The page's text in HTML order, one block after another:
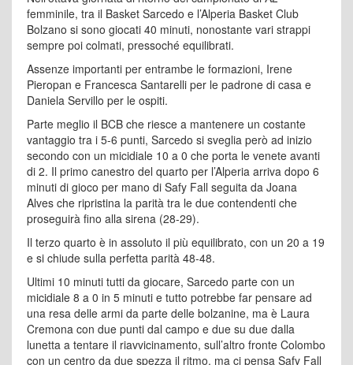
femminile, tra il Basket Sarcedo e l’Alperia Basket Club
Bolzano si sono giocati 40 minuti, nonostante vari strappi
sempre poi colmati, pressoché equilibrati.
Assenze importanti per entrambe le formazioni, Irene
Pieropan e Francesca Santarelli per le padrone di casa e
Daniela Servillo per le ospiti.
Parte meglio il BCB che riesce a mantenere un costante
vantaggio tra i 5-6 punti, Sarcedo si sveglia però ad inizio
secondo con un micidiale 10 a 0 che porta le venete avanti
di 2. Il primo canestro del quarto per l’Alperia arriva dopo 6
minuti di gioco per mano di Safy Fall seguita da Joana
Alves che ripristina la parità tra le due contendenti che
proseguirà fino alla sirena (28-29).
Il terzo quarto è in assoluto il più equilibrato, con un 20 a 19
e si chiude sulla perfetta parità 48-48.
Ultimi 10 minuti tutti da giocare, Sarcedo parte con un
micidiale 8 a 0 in 5 minuti e tutto potrebbe far pensare ad
una resa delle armi da parte delle bolzanine, ma è Laura
Cremona con due punti dal campo e due su due dalla
lunetta a tentare il riavvicinamento, sull’altro fronte Colombo
con un centro da due spezza il ritmo, ma ci pensa Safy Fall